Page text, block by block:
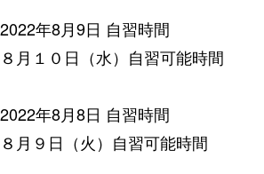
2022年8月9日 自習時間
８月１０日（水）自習可能時間
2022年8月8日 自習時間
８月９日（火）自習可能時間